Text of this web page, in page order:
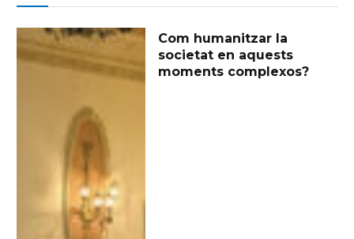
Com humanitzar la
societat en aquests
moments complexos?